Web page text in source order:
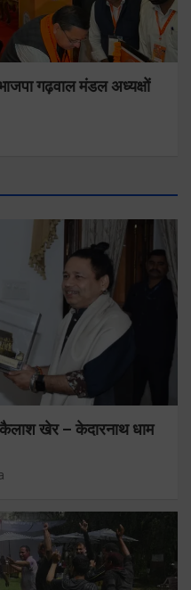
गढ़वाल मंडल अध्यक्षों
कैलाश खेर – केदारनाथ धाम